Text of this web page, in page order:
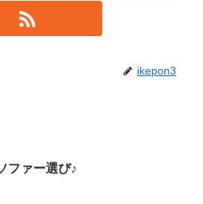
ikepon3
ファー選び♪